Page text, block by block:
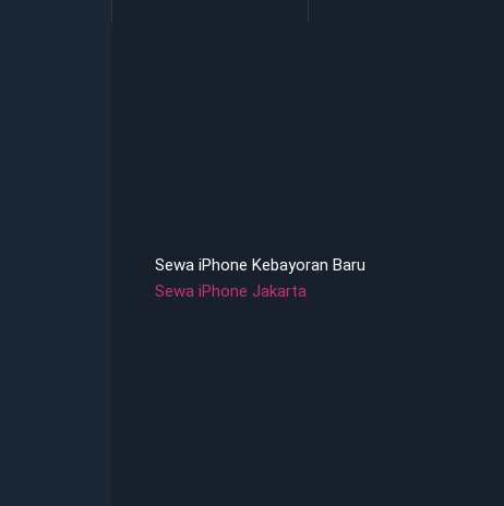
Sewa iPhone Kebayoran Baru
Sewa iPhone Jakarta